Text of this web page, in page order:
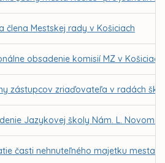
člena Mestskej rady v Košiciach
obsadenie komisií MZ v Košiciach
zástupcov zriaďovateľa v radách
Jazykovej školy Nám. L.
časti nehnuteľného majetku mesta –